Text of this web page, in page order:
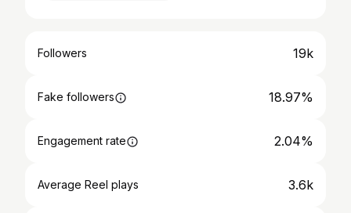
Followers 19k
Fake followers 18.97%
Engagement rate 2.04%
Average Reel plays 3.6k